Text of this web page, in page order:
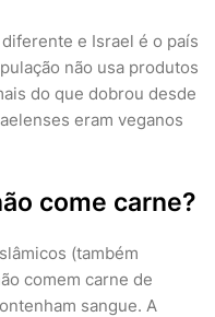
e Israel é o país
não usa produtos
do que dobrou desde
eram veganos
come carne?
(também
comem carne de
sangue. A